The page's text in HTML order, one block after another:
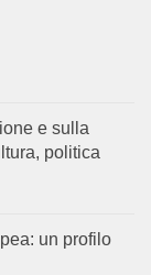
e sulla
politica
un profilo